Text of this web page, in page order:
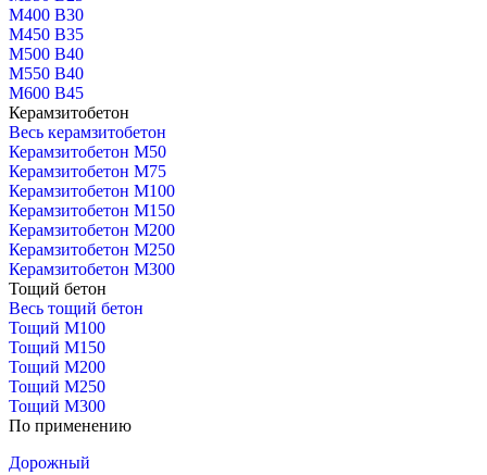
М400 В30
М450 В35
М500 В40
М550 В40
М600 В45
Керамзитобетон
Весь керамзитобетон
Керамзитобетон М50
Керамзитобетон М75
Керамзитобетон М100
Керамзитобетон М150
Керамзитобетон М200
Керамзитобетон М250
Керамзитобетон М300
Тощий бетон
Весь тощий бетон
Тощий М100
Тощий М150
Тощий М200
Тощий М250
Тощий М300
По применению
Дорожный